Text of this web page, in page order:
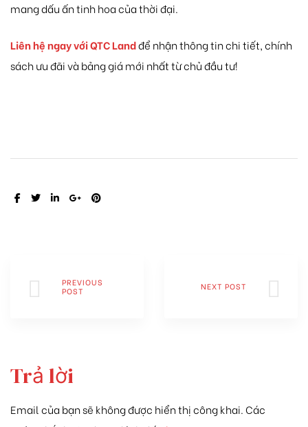
mangdấuấntinhhoacủathờiđại.
Liênhệngayvới QTC Landđể nhậnthôngtinchitiết,chính
sáchưuđãivà bảnggiá mới nhấttừchủđầutư!
SHARE:
PREVIOUS
POST
NEXT POST
Trả lời
Email của bạn sẽ không được hiển thị công khai. Các